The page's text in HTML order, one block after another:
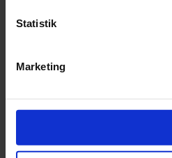
Statistik
Marketing
Bark
Spelt